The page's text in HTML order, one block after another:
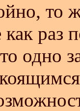
то
раз
одно